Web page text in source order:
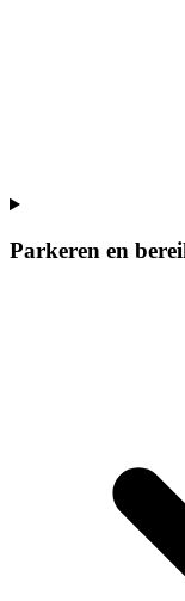
Parkeren en